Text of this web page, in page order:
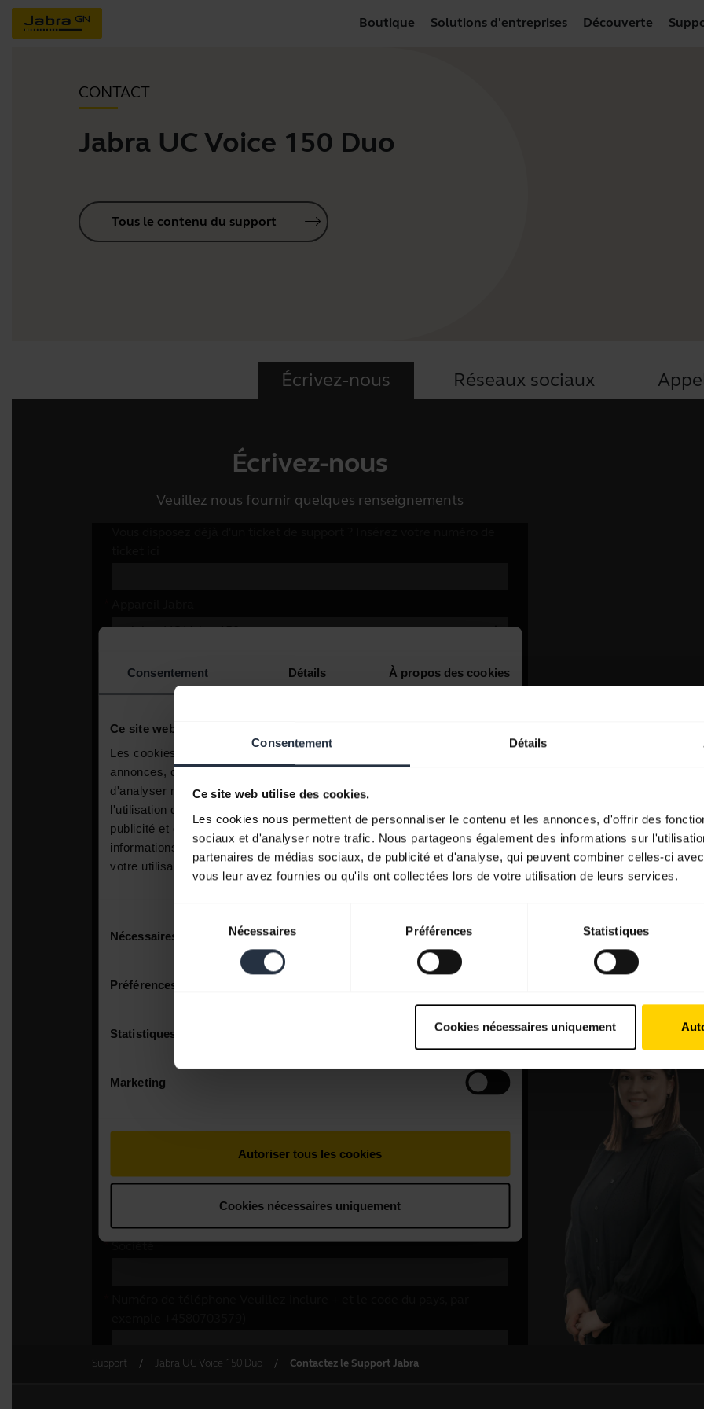
Consentement Détails
Ce site web utilise des cookies.
Les cookies nous permettent de personnaliser le contenu et les annonces, d'offrir des
sociaux et d'analyser notre trafic. Nous partageons également des informations sur
partenaires de médias sociaux, de publicité et d'analyse, qui peuvent combiner celles-ci
vous leur avez fournies ou qu'ils ont collectées lors de votre utilisation de leurs services.
consentement
Nécessaires Préférences Statistiques
Cookies nécessaires uniquement
Boutique Solutions d'entreprises Découverte
CONTACT
Jabra UC Voice 150 Duo
Tous le contenu du support
Écrivez-nous Réseaux sociaux
Écrivez-nous
Veuillez nous fournir quelques renseignements
Support Jabra UC Voice 150 Duo Contactez le Support Jabra